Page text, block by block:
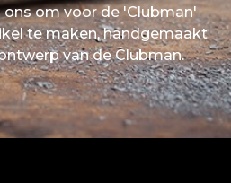
om voor de 'Clubman'
te maken, handgemaakt
van de Clubman.